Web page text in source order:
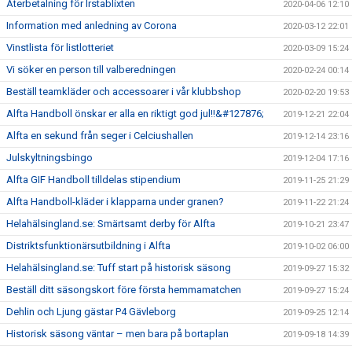
Återbetalning för Irstablixten 2020-04-06 12:10
Information med anledning av Corona 2020-03-12 22:01
Vinstlista för listlotteriet 2020-03-09 15:24
Vi söker en person till valberedningen 2020-02-24 00:14
Beställ teamkläder och accessoarer i vår klubbshop 2020-02-20 19:53
Alfta Handboll önskar er alla en riktigt god jul!!&#127876; 2019-12-21 22:04
Alfta en sekund från seger i Celciushallen 2019-12-14 23:16
Julskyltningsbingo 2019-12-04 17:16
Alfta GIF Handboll tilldelas stipendium 2019-11-25 21:29
Alfta Handboll-kläder i klapparna under granen? 2019-11-22 21:24
Helahälsingland.se: Smärtsamt derby för Alfta 2019-10-21 23:47
Distriktsfunktionärsutbildning i Alfta 2019-10-02 06:00
Helahälsingland.se: Tuff start på historisk säsong 2019-09-27 15:32
Beställ ditt säsongskort före första hemmamatchen 2019-09-27 15:24
Dehlin och Ljung gästar P4 Gävleborg 2019-09-25 12:14
Historisk säsong väntar – men bara på bortaplan 2019-09-18 14:39